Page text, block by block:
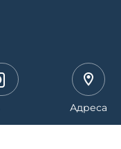
Адреса